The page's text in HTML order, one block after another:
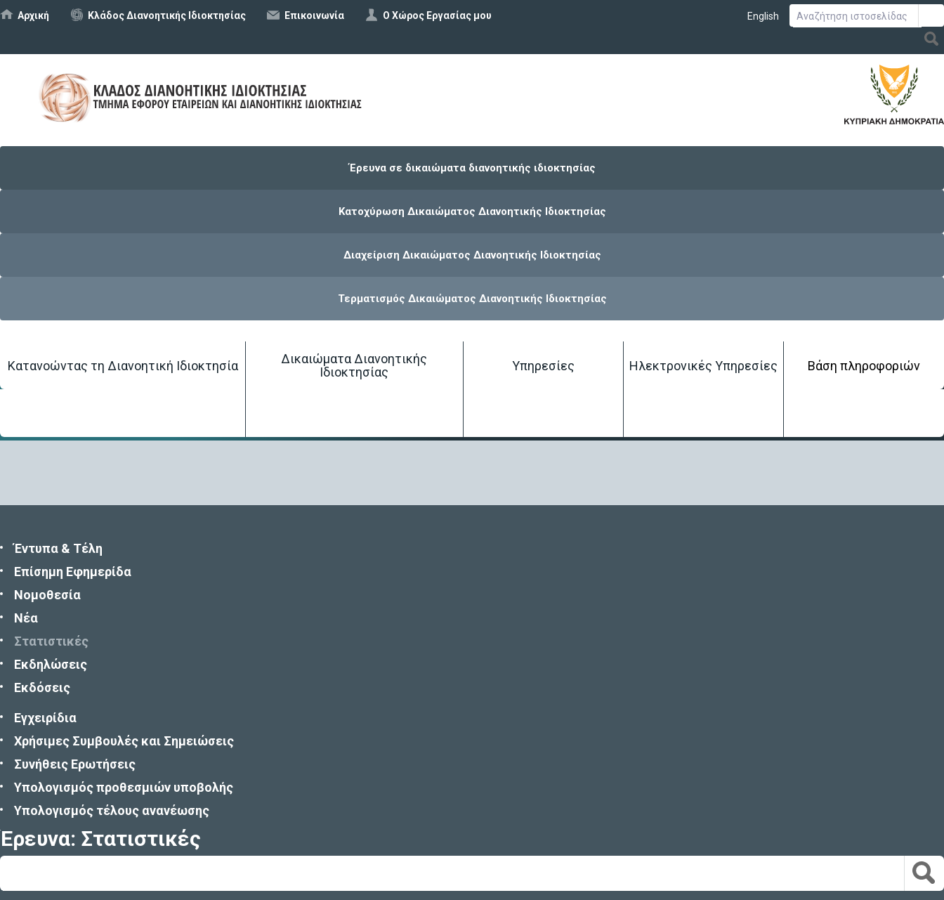
Αρχική Κλάδος Διανοητικής Ιδιοκτησίας Επικοινωνία Ο Χώρος Εργασίας μου English
Έρευνα σε δικαιώματα διανοητικής ιδιοκτησίας
Κατοχύρωση Δικαιώματος Διανοητικής Ιδιοκτησίας
Διαχείριση Δικαιώματος Διανοητικής Ιδιοκτησίας
Τερματισμός Δικαιώματος Διανοητικής Ιδιοκτησίας
Έρευνα σε δικαιώματα διανοητικής ιδιοκτησίας
Κατανοώντας τη Διανοητική Ιδιοκτησία
Δικαιώματα Διανοητικής
Ιδιοκτησίας
Υπηρεσίες Ηλεκτρονικές Υπηρεσίες Βάση πληροφοριών
Έντυπα & Τέλη
Επίσημη Εφημερίδα
Νομοθεσία
Νέα
Στατιστικές
Εκδηλώσεις
Εκδόσεις
Εγχειρίδια
Χρήσιμες Συμβουλές και Σημειώσεις
Συνήθεις Ερωτήσεις
Υπολογισμός προθεσμιών υποβολής
Υπολογισμός τέλους ανανέωσης
Έρευνα: Στατιστικές